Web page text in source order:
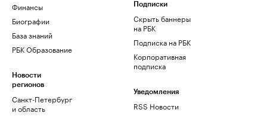
Финансы
Биографии
База знаний
РБК Образование
Новости
регионов
Санкт-Петербург
и область
Подписки
Скрыть баннеры
на РБК
Подписка на РБК
Корпоративная
подписка
Уведомления
RSS Новости